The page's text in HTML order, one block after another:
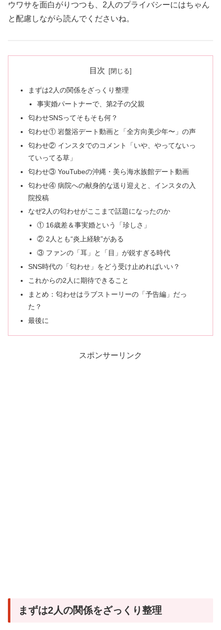
ウワサを面白がりつつも、2人のプライバシーにはちゃん
と配慮しながら読んでくださいね。
目次
まずは2人の関係をざっくり整理
事実婚パートナーで、第2子の父親
匂わせSNSってそもそも何？
匂わせ① 岩盤浴デート動画と「全方向美少年〜」の声
匂わせ② インスタでのコメント「いや、やってないっ
ていってる草」
匂わせ③ YouTubeの沖縄・美ら海水族館デート動画
匂わせ④ 病院への献身的な送り迎えと、インスタの入
院投稿
なぜ2人の匂わせがここまで話題になったのか
① 16歳差＆事実婚という「珍しさ」
② 2人とも“炎上経験”がある
③ ファンの「耳」と「目」が鋭すぎる時代
SNS時代の「匂わせ」をどう受け止めればいい？
これからの2人に期待できること
まとめ：匂わせはラブストーリーの「予告編」だっ
た？
最後に
スポンサーリンク
まずは2人の関係をざっくり整理